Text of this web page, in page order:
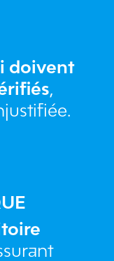
doivent
,